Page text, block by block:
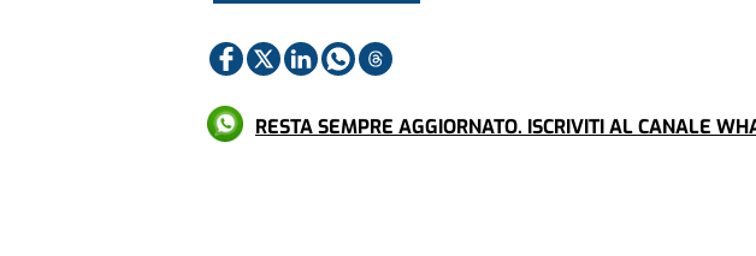
RESTA SEMPRE AGGIORNATO. ISCRIVITI AL CANALE